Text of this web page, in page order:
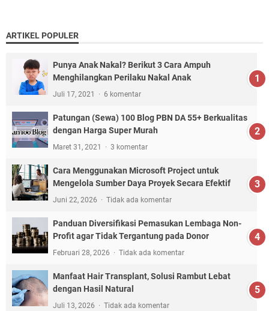
ARTIKEL POPULER
Punya Anak Nakal? Berikut 3 Cara Ampuh
Menghilangkan Perilaku Nakal Anak
Juli 17, 2021 6 komentar
Patungan (Sewa) 100 Blog PBN DA 55+ Berkualitas
dengan Harga Super Murah
Maret 31, 2021 3 komentar
Cara Menggunakan Microsoft Project untuk
Mengelola Sumber Daya Proyek Secara Efektif
Juni 22, 2026 Tidak ada komentar
Panduan Diversifikasi Pemasukan Lembaga Non-
Profit agar Tidak Tergantung pada Donor
Februari 28, 2026 Tidak ada komentar
Manfaat Hair Transplant, Solusi Rambut Lebat
dengan Hasil Natural
Juli 13, 2026 Tidak ada komentar